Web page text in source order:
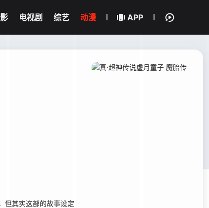
电视剧 综艺 动漫 APP
但其实这部的故事设定